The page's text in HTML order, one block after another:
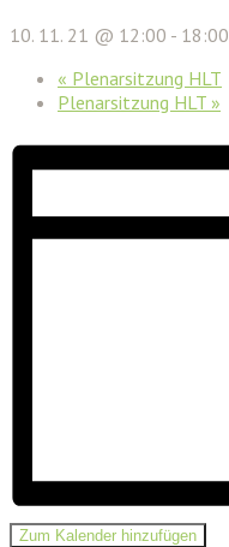
10. 11. 21 @ 12:00 - 18:00
« Plenarsitzung HLT
Plenarsitzung HLT »
Zum Kalender hinzufügen